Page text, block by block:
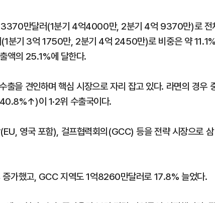
3370만달러(1분기 4억4000만, 2분기 4억 9370만)로 전
분기 3억 1750만, 2분기 4억 2450만)로 비중은 약 11.1%
액의 25.1%에 달한다.
출을 견인하며 핵심 시장으로 자리 잡고 있다. 라면의 경우
이 1·2위 수출국이다.
영국 포함), 걸프협력회의(GCC) 등을 전략 시장으로 삼
가했고, GCC 지역도 1억8260만달러로 17.8% 늘었다.